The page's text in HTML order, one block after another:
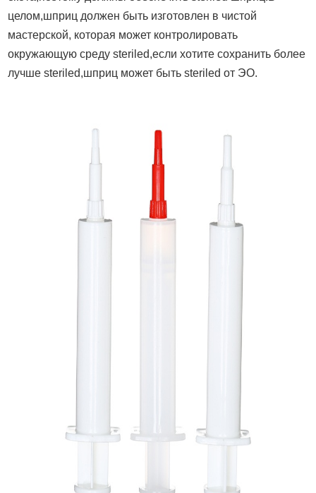
целом,шприц должен быть изготовлен в чистой
мастерской, которая может контролировать
окружающую среду steriled,если хотите сохранить более
лучше steriled,шприц может быть steriled от ЭО.